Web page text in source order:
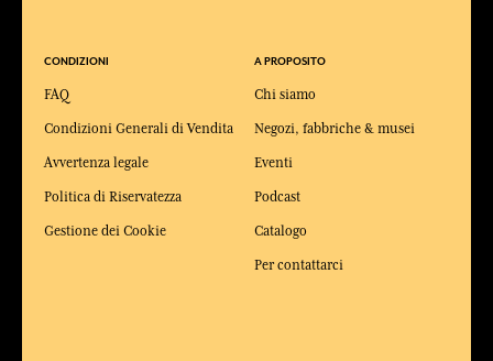
CONDIZIONI
FAQ
Condizioni Generali di Vendita
Avvertenza legale
Politica di Riservatezza
Gestione dei Cookie
A PROPOSITO
Chi siamo
Negozi, fabbriche & musei
Eventi
Podcast
Catalogo
Per contattarci